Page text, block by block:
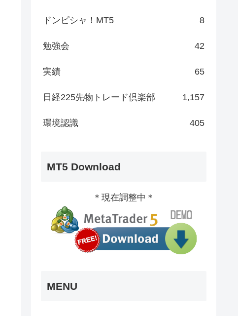
ドンピシャ！MT5 8
勉強会 42
実績 65
日経225先物トレード倶楽部 1,157
環境認識 405
MT5 Download
＊現在調整中＊
MENU